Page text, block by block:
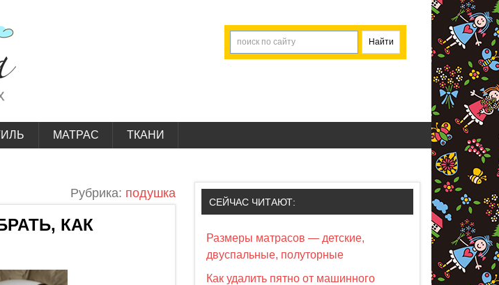
МАТРАС ТКАНИ
Рубрика: подушка
КАК
СЕЙЧАС ЧИТАЮТ:
Размеры матрасов — детские,
двуспальные, полуторные
Как удалить пятно от машинного